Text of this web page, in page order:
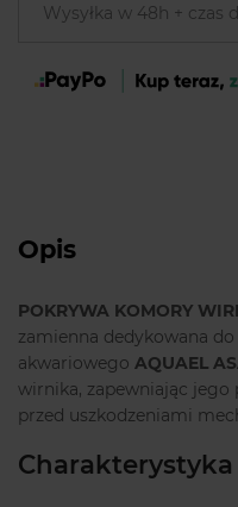
Wysyłka w 48h + czas
Opis
POKRYWA KOMORY
zamienna dedykowana
akwariowego AQUAEL
wirnika, zapewniając jego
przed uszkodzeniami